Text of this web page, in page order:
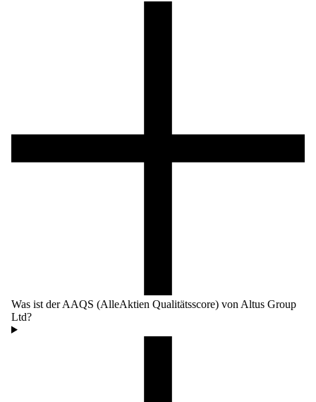
Was ist der AAQS (AlleAktien Qualitätsscore) von Altus Group
Ltd?